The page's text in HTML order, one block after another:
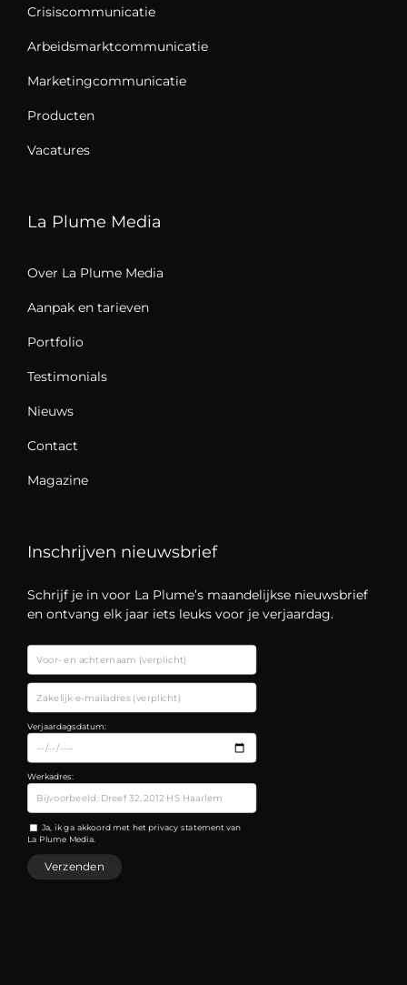
Crisiscommunicatie
Arbeidsmarktcommunicatie
Marketingcommunicatie
Producten
Vacatures
La Plume Media
Over La Plume Media
Aanpak en tarieven
Portfolio
Testimonials
Nieuws
Contact
Magazine
Inschrijven nieuwsbrief
Schrijf je in voor La Plume’s maandelijkse nieuwsbrief
en ontvang elk jaar iets leuks voor je verjaardag.
Verjaardagsdatum:
Werkadres:
Ja, ik ga akkoord met het privacy statement van
La Plume Media.